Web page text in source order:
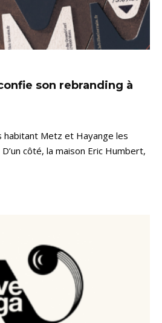
son rebranding à
Metz et Hayange les
côté, la maison Eric Humbert,